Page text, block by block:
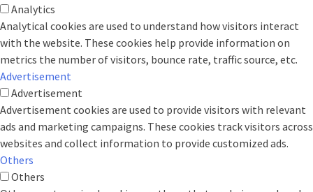
Analytics
Analytical cookies are used to understand how visitors interact
with the website. These cookies help provide information on
metrics the number of visitors, bounce rate, traffic source, etc.
Advertisement
Advertisement
Advertisement cookies are used to provide visitors with relevant
ads and marketing campaigns. These cookies track visitors across
websites and collect information to provide customized ads.
Others
Others